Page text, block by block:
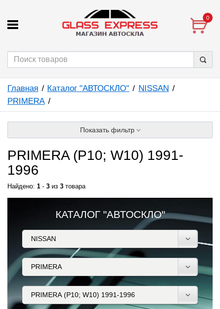
0
Главная Каталог "АВТОСКЛО"
NISSAN
PRIMERA
Показать фильтр
PRIMERA (P10; W10) 1991-
1996
Найдено: 1 - 3 из 3 товара
КАТАЛОГ "АВТОСКЛО"